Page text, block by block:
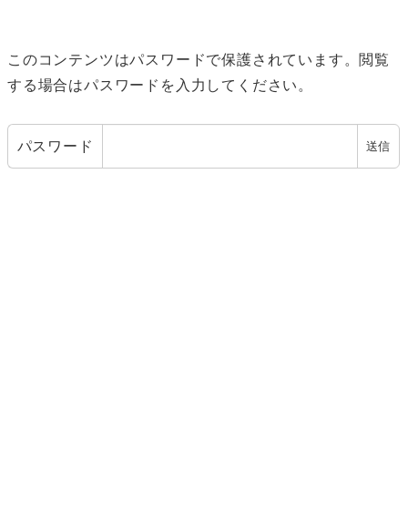
このコンテンツはパスワードで保護されています。閲覧
する場合はパスワードを入力してください。
パスワード